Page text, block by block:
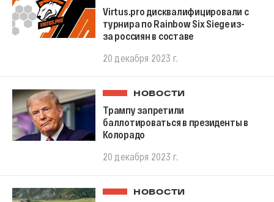
Virtus.pro дисквалифицировали с
турнира по Rainbow Six Siege из-
за россиян в составе
20 декабря 2023 г.
НОВОСТИ
Трампу запретили
баллотироваться в президенты в
Колорадо
20 декабря 2023 г.
НОВОСТИ